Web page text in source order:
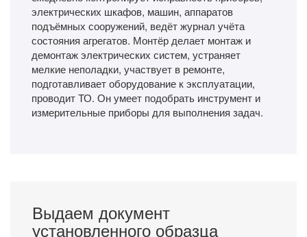
электрических шкафов, машин, аппаратов
подъёмных сооружений, ведёт журнал учёта
состояния агрегатов. Монтёр делает монтаж и
демонтаж электрических систем, устраняет
мелкие неполадки, участвует в ремонте,
подготавливает оборудование к эксплуатации,
проводит ТО. Он умеет подобрать инструмент и
измерительные приборы для выполнения задач.
Выдаем документ
установленного образца